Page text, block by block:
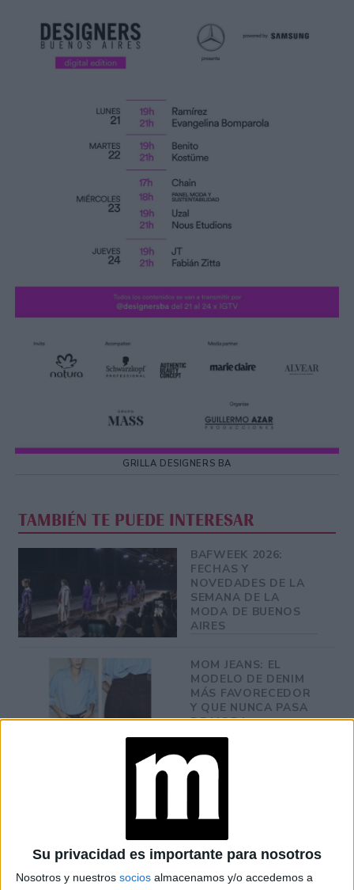
Su privacidad es importante para nosotros
Nosotros y nuestros socios almacenamos y/o accedemos a
GRILLA DESIGNERS BA
TAMBIÉN TE PUEDE INTERESAR
BAFWEEK 2026:
FECHAS Y
NOVEDADES DE LA
SEMANA DE LA
MODA DE BUENOS
AIRES
MOM JEANS: EL
MODELO DE DENIM
MÁS FAVORECEDOR
Y QUE NUNCA PASA
DE MODA
TECNOMODA 2026:
ENCUENTRA CON LA
JEANS